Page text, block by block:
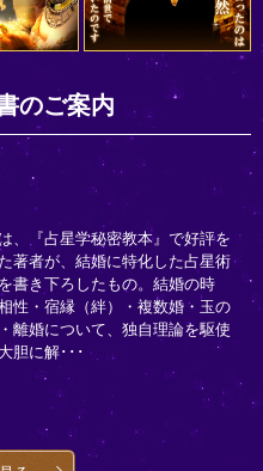
のご案内
、『占星学秘密教本』で好評を
著者が、結婚に特化した占星術
書き下ろしたもの。結婚の時
性・宿縁（絆）・複数婚・玉の
離婚について、独自理論を駆使
胆に解･･･